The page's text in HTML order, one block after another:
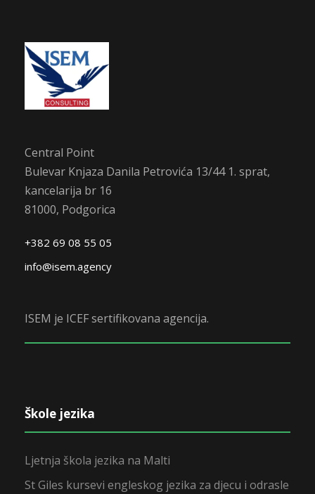
Central Point
Bulevar Knjaza Danila Petrovića 13/44 1. sprat,
kancelarija br 16
81000, Podgorica
+382 69 08 55 05
info@isem.agency
ISEM je ICEF sertifikovana agencija.
Škole jezika
Ljetnja škola jezika na Malti
St Giles kursevi engleskog jezika za djecu i odrasle